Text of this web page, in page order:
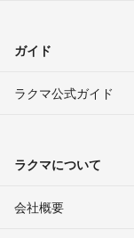
ガイド
ラクマ公式ガイド
ラクマについて
会社概要